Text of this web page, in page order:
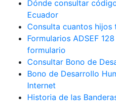
Dónde consultar
Ecuador
Consulta cuantos hijos
Formularios ADSEF
formulario
Consultar Bono de
Bono de Desarrollo
Internet
Historia de las